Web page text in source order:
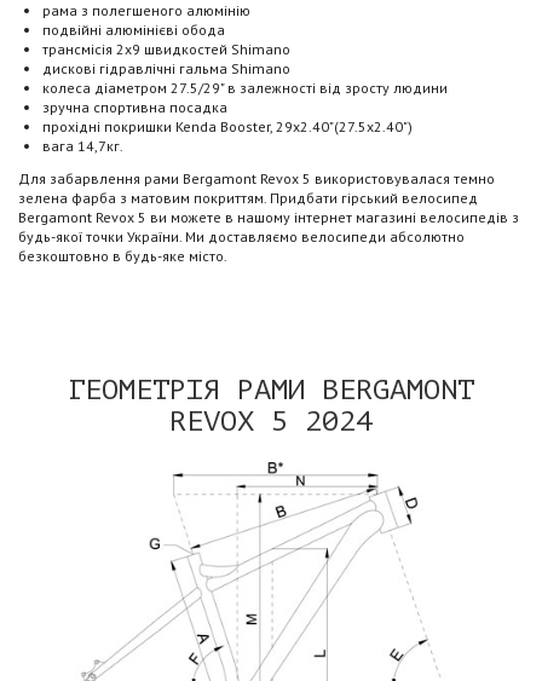
рама з полегшеного алюмінію
подвійні алюмінієві обода
трансмісія 2х9 швидкостей Shimano
дискові гідравлічні гальма Shimano
колеса діаметром 27.5/29" в залежності від зросту людини
зручна спортивна посадка
прохідні покришки Kenda Booster, 29x2.40"(27.5x2.40")
вага 14,7кг.
Для забарвлення рами Bergamont Revox 5 використовувалася темно
зелена фарба з матовим покриттям. Придбати гірський велосипед
Bergamont Revox 5 ви можете в нашому інтернет магазині велосипедів з
будь-якої точки України. Ми доставляємо велосипеди абсолютно
безкоштовно в будь-яке місто.
ГЕОМЕТРІЯ РАМИ BERGAMONT
REVOX 5 2024